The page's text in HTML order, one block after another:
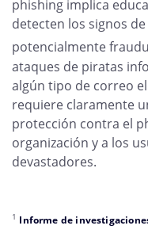
phishing implica
detecten los signos
potencialmente
ataques de piratas
algún tipo de correo
requiere claramente
protección contra el
organización y a los
devastadores.
1 Informe de